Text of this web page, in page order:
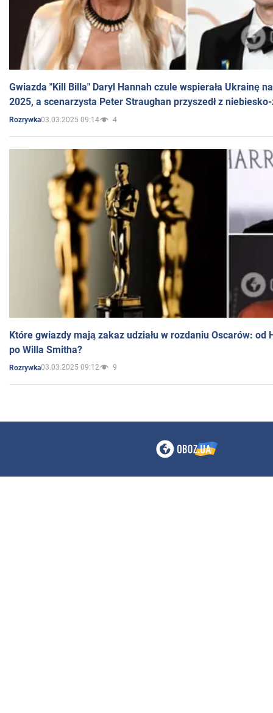
Gwiazda "Kill Billa" Daryl Hannah czule wspierała Ukrainę
2025, a scenarzysta Peter Straughan przyszedł z
Rozrywka03.03.2025 09:14 4
Które gwiazdy mają zakaz udziału w rozdaniu Oscarów: od
po Willa Smitha?
Rozrywka03.03.2025 09:12 9